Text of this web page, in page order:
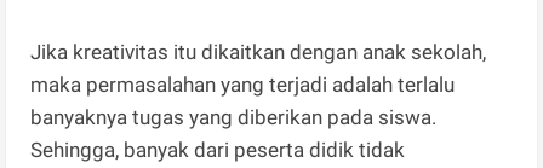
Jika kreativitas itu dikaitkan dengan anak sekolah,
maka permasalahan yang terjadi adalah terlalu
banyaknya tugas yang diberikan pada siswa.
Sehingga, banyak dari peserta didik tidak